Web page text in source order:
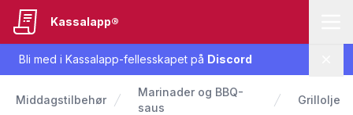
Bli med i Kassalapp-fellesskapet på Discord
Kassalapp®
Middagstilbehør
Marinader og BBQ-
saus
Grillolje